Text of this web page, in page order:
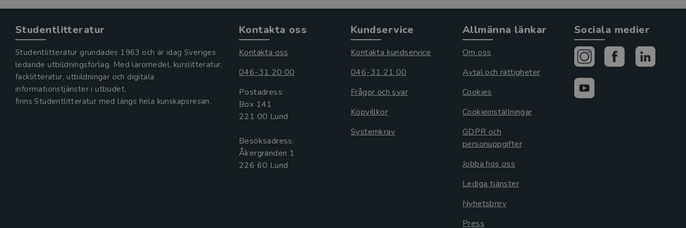
Studentlitteratur
Studentlitteratur grundades 1963 och är idag Sveriges
ledande utbildningsförlag. Med läromedel, kurslitteratur,
facklitteratur, utbildningar och digitala
informationstjänster i utbudet,
finns Studentlitteratur med längs hela kunskapsresan.
Kontakta oss
Kontakta oss
046-31 20 00
Postadress:
Box 141
221 00 Lund
Besöksadress:
Åkergränden 1
Kundservice
Kontakta kundservice
046-31 21 00
Frågor och svar
Köpvillkor
Systemkrav
Allmänna länkar
Om oss
Avtal och rättigheter
Cookies
Cookieinställningar
GDPR och
personuppgifter
Jobba hos oss
Lediga tjänster
Nyhetsbrev
Press
Sociala medier